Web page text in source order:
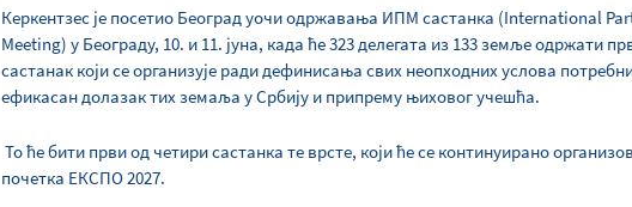
Керкентзес је посетио Београд уочи одржавања ИПМ састанка (International
Meeting) у Београду, 10. и 11. јуна, када ће 323 делегата из 133 земље одржати
састанак који се организује ради дефинисања свих неопходних услова
ефикасан долазак тих земаља у Србију и припрему њиховог учешћа.
То ће бити први од четири састанка те врсте, који ће се континуирано
почетка EКСПО 2027.